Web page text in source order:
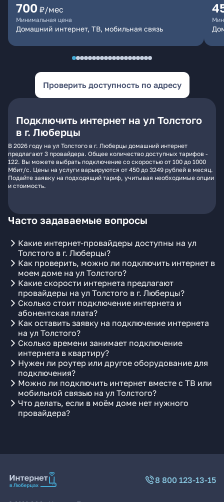
700 ₽/мес
Минимальная цена
Домашний интернет, ТВ, мобильная связь
Проверить доступность по адресу
Подключить интернет на ул Толстого
в г. Люберцы
В 2026 году на ул Толстого в г. Люберцы домашний интернет
предлагают 3 провайдера. Общее количество доступных тарифов -
122. Вы можете выбрать подключение со скоростью от 100 до 1000
Мбит/с. Цены на услуги варьируются от 450 до 3249 рублей в месяц.
Подайте заявку на подходящий тариф, учитывая необходимые опции
и стоимость.
Часто задаваемые вопросы
Какие интернет-провайдеры доступны на ул
Толстого в г. Люберцы?
Как проверить, можно ли подключить интернет в
моем доме на ул Толстого?
Какие скорости интернета предлагают
провайдеры на ул Толстого в г. Люберцы?
Сколько стоит подключение интернета и
абонентская плата?
Как оставить заявку на подключение интернета
на ул Толстого?
Сколько времени занимает подключение
интернета в квартиру?
Нужен ли роутер или другое оборудование для
подключения?
Можно ли подключить интернет вместе с ТВ или
мобильной связью на ул Толстого?
Что делать, если в моём доме нет нужного
провайдера?
8 800 123-13-15